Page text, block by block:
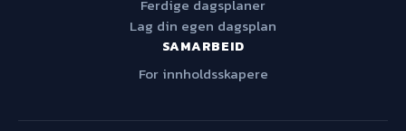
Ferdige dagsplaner
Lag din egen dagsplan
SAMARBEID
For innholdsskapere